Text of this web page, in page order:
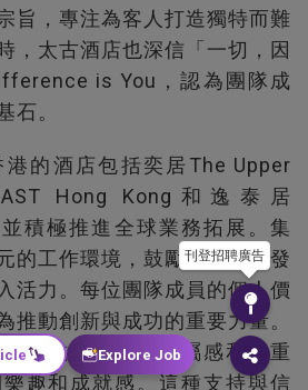
旨，專注為客人打造獨特而難
，太古酒店也深信「一切，因
is You，認為團隊成
石。
的酒店包括奕居The Upper
Hong Kong和逸泰居
積極推進全球業務拓展。集
的工作環境，鼓勵團隊成員發
活力。每位團隊成員的個人價
推動創新與成功的重要力量。
隊成員感受到歸屬感和被重
趣和成就感。這種支持與信
刊登招聘廣告
Explore Job